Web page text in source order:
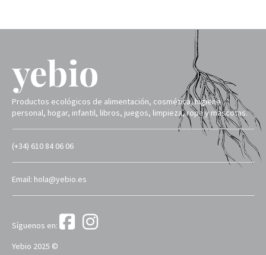
Productos ecológicos de alimentación, cosmética, higiene
personal, hogar, infantil, libros, juegos, limpieza, ropa y mascotas.
(+34) 610 84 06 06
Email: hola@yebio.es
Síguenos en:
Yebio 2025 ©